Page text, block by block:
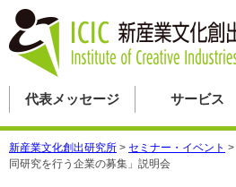
代表メッセージ サービス
新産業文化創出研究所 > セミナー・イベント >
同研究を行う企業の募集」説明会